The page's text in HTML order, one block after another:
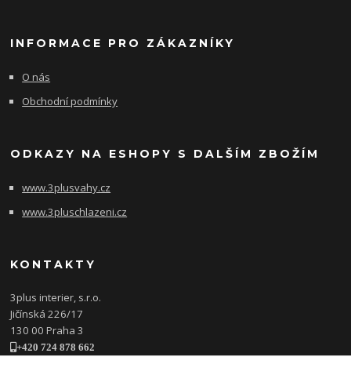
INFORMACE PRO ZÁKAZNÍKY
O nás
Obchodní podmínky
ODKAZY NA ESHOPY S DALŠÍM ZBOŽÍM
www.3plusvahy.cz
www.3pluschlazeni.cz
KONTAKTY
3plus interier, s.r.o.
Jičínská 226/17
130 00 Praha 3
+420 724 878 662